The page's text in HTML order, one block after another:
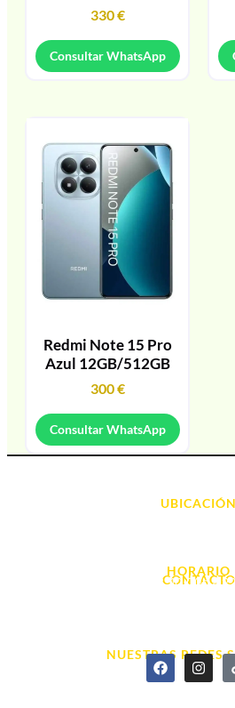
330€
Consultar WhatsApp
Redmi Note 15 Pro
Azul 12GB/512GB
300€
Consultar WhatsApp
UBICACIÓN
HORARIO
L. - S. 10:00h a
CONTACTO
NUESTRAS REDES